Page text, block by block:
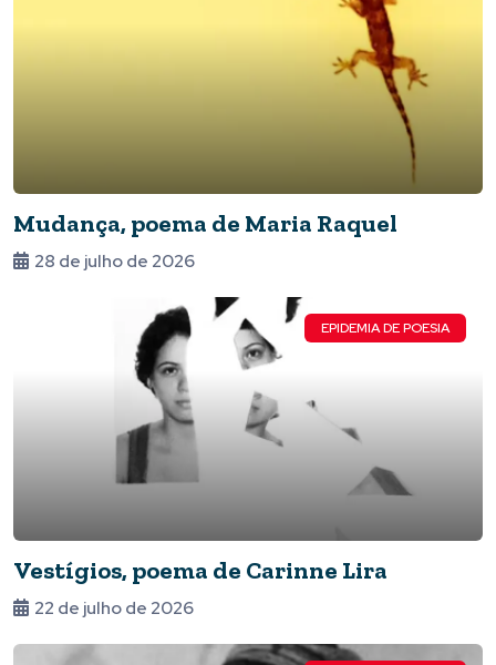
Mudança, poema de Maria Raquel
28 de julho de 2026
EPIDEMIA DE POESIA
Vestígios, poema de Carinne Lira
22 de julho de 2026